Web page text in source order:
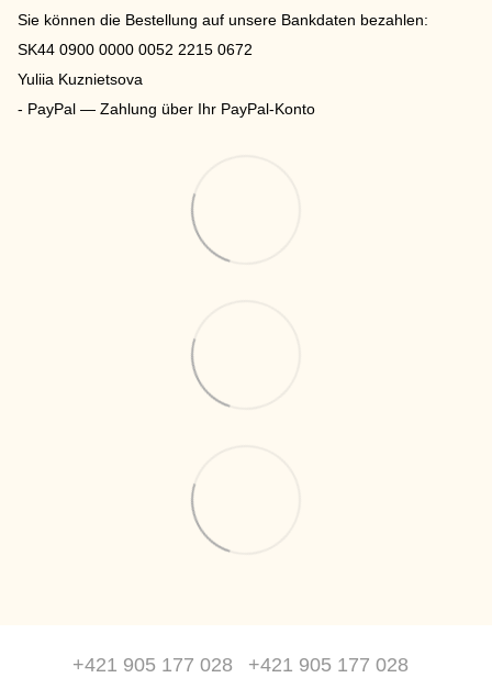
Sie können die Bestellung auf unsere Bankdaten bezahlen:
SK44 0900 0000 0052 2215 0672
Yuliia Kuznietsova
- PayPal — Zahlung über Ihr PayPal-Konto
+421 905 177 028 +421 905 177 028